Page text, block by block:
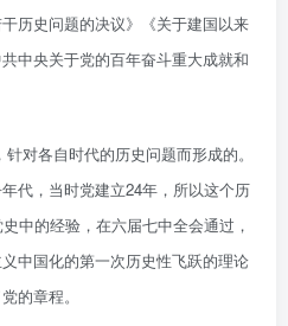
历史问题的决议》《关于建国以来
中央关于党的百年奋斗重大成就和
对各自时代的历史问题而形成的。
代，当时党建立24年，所以这个历
中的经验，在六届七中全会通过，
中国化的第一次历史性飞跃的理论
的章程。